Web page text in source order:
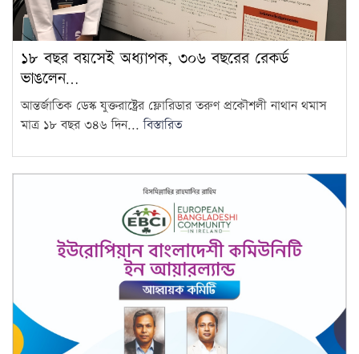
১৮ বছর বয়সেই অধ্যাপক, ৩০৬ বছরের রেকর্ড
ভাঙলেন…
আন্তর্জাতিক ডেস্ক যুক্তরাষ্ট্রের ফ্লোরিডার তরুণ প্রকৌশলী নাথান থমাস
মাত্র ১৮ বছর ৩৪৬ দিন...বিস্তারিত